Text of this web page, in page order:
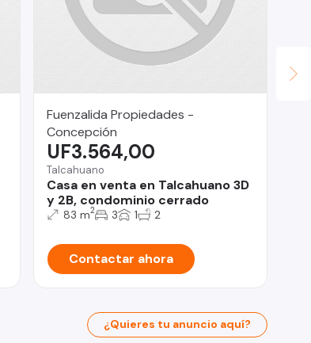
Fuenzalida Propiedades -
Concepción
Talcahuano
Casa en venta en Talcahuano 3D
y 2B, condominio cerrado
UF3.564,00
83 m2 3 1 2
Contactar ahora
¿Quieres tu anuncio aquí?